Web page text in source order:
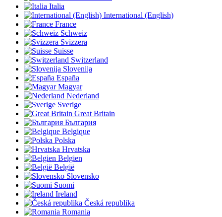
Italia
International (English)
France
Schweiz
Svizzera
Suisse
Switzerland
Slovenija
España
Magyar
Nederland
Sverige
Great Britain
България
Belgique
Polska
Hrvatska
Belgien
België
Slovensko
Suomi
Ireland
Česká republika
Romania